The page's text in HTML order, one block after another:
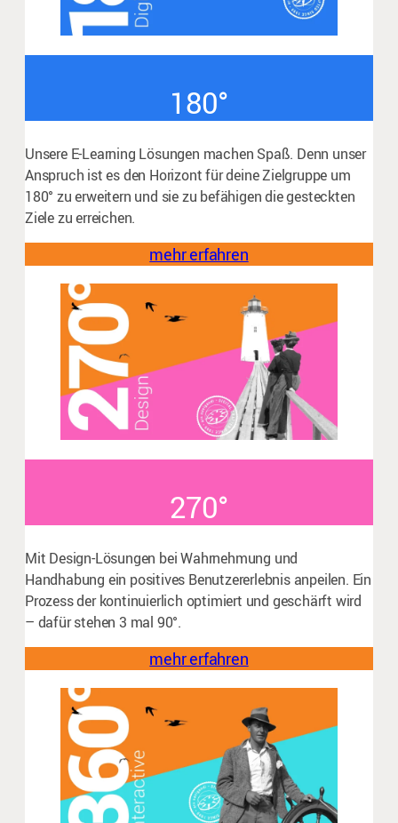
180°
Unsere E-Learning Lösungen machen Spaß. Denn unser
Anspruch ist es den Horizont für deine Zielgruppe um
180° zu erweitern und sie zu befähigen die gesteckten
Ziele zu erreichen.
mehr erfahren
270°
Mit Design-Lösungen bei Wahrnehmung und
Handhabung ein positives Benutzererlebnis anpeilen. Ein
Prozess der kontinuierlich optimiert und geschärft wird
– dafür stehen 3 mal 90°.
mehr erfahren